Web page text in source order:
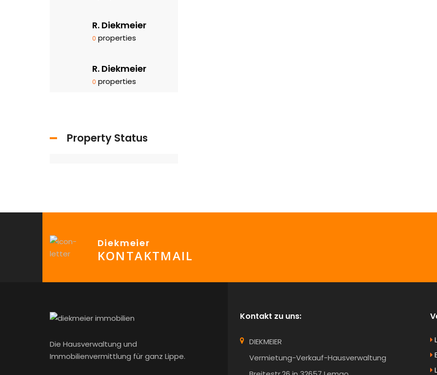
R. Diekmeier
0 properties
R. Diekmeier
0 properties
Property Status
Diekmeier
KONTAKTMAIL
Die Hausverwaltung und
Immobilienvermittlung für ganz Lippe.
Kontakt zu uns:
DIEKMEIER
Vermietung-Verkauf-Hausverwaltung